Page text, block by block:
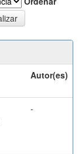
Autor(es)
-